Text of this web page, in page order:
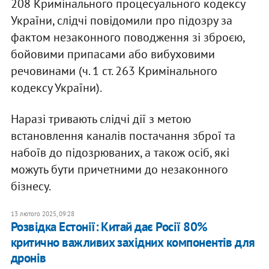
208 Кримінального процесуального кодексу
України, слідчі повідомили про підозру за
фактом незаконного поводження зі зброєю,
бойовими припасами або вибуховими
речовинами (ч. 1 ст. 263 Кримінального
кодексу України).
Наразі тривають слідчі дії з метою
встановлення каналів постачання зброї та
набоїв до підозрюваних, а також осіб, які
можуть бути причетними до незаконного
бізнесу.
13 лютого 2025, 09:28
Розвідка Естонії: Китай дає Росії 80%
критично важливих західних компонентів для
дронів